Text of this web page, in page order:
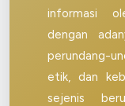
informasi
dengan
perundang-
etik, dan
sejenis